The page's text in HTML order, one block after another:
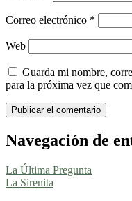
Correo electrónico *
Web
Guarda mi nombre,
para la próxima vez que
Navegación de
La Última Pregunta
La Sirenita